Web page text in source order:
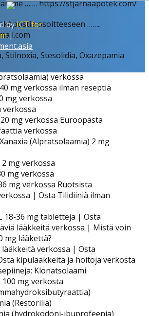
……. https://stjarnaapotek.com/
osoitteeseen ……..
Stilnoxia, Stesolidia, Oxazepamia
verkossa
mg verkossa ilman reseptiä
mg verkossa
verkossa
mg verkossa Euroopasta
verkossa
(Alpratsolaamia) 2 mg
mg verkossa
mg verkossa
mg verkossa Ruotsista
| Osta Tilidiiniä ilman
18-36 mg tabletteja | Osta
lääkkeitä verkossa | Mistä voin
mg lääkettä?
verkossa | Osta
kipulääkkeitä ja hoitoja verkosta
Klonatsolaami
mg verkosta
(Restorilia)
(hydrokodoni-ibuprofeenia)
byICT for
|